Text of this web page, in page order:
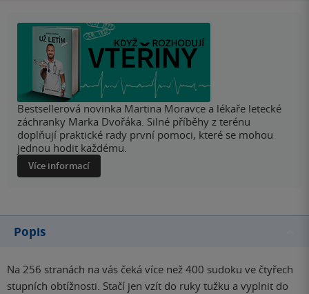
Bestsellerová novinka Martina Moravce a lékaře letecké
záchranky Marka Dvořáka. Silné příběhy z terénu
doplňují praktické rady první pomoci, které se mohou
jednou hodit každému.
Více informací
Popis
Na 256 stranách na vás čeká více než 400 sudoku ve čtyřech
stupních obtížnosti. Stačí jen vzít do ruky tužku a vyplnit do